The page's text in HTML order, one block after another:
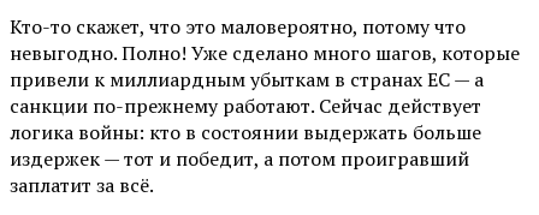
Кто-то скажет, что это маловероятно, потому что
невыгодно. Полно! Уже сделано много шагов, которые
привели к миллиардным убыткам в странах ЕС — а
санкции по-прежнему работают. Сейчас действует
логика войны: кто в состоянии выдержать больше
издержек — тот и победит, а потом проигравший
заплатит за всё.